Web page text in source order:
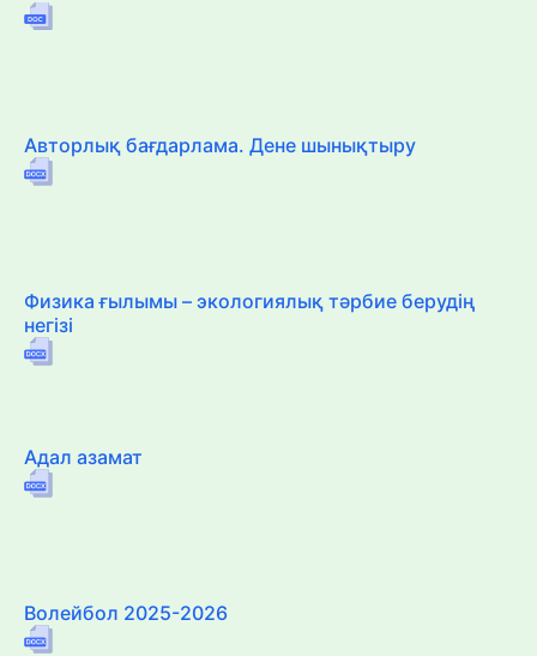
Авторлық бағдарлама. Дене шынықтыру
Физика ғылымы – экологиялық тәрбие берудің
негізі
Адал азамат
Волейбол 2025-2026